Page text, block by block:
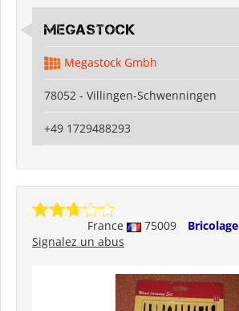
Megastock
Megastock Gmbh
78052 - Villingen-Schwenningen
+49 1729488293
France 75009
Bricolage
Signalez un abus